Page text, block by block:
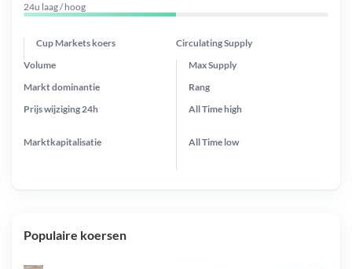
24u laag / hoog
Cup Markets koers Circulating Supply
Prijs wijziging24h
Max Supply
Markt dominantie
Marktkapitalisatie
Volume
Rang
All Timehigh
All Time low
Populaire koersen